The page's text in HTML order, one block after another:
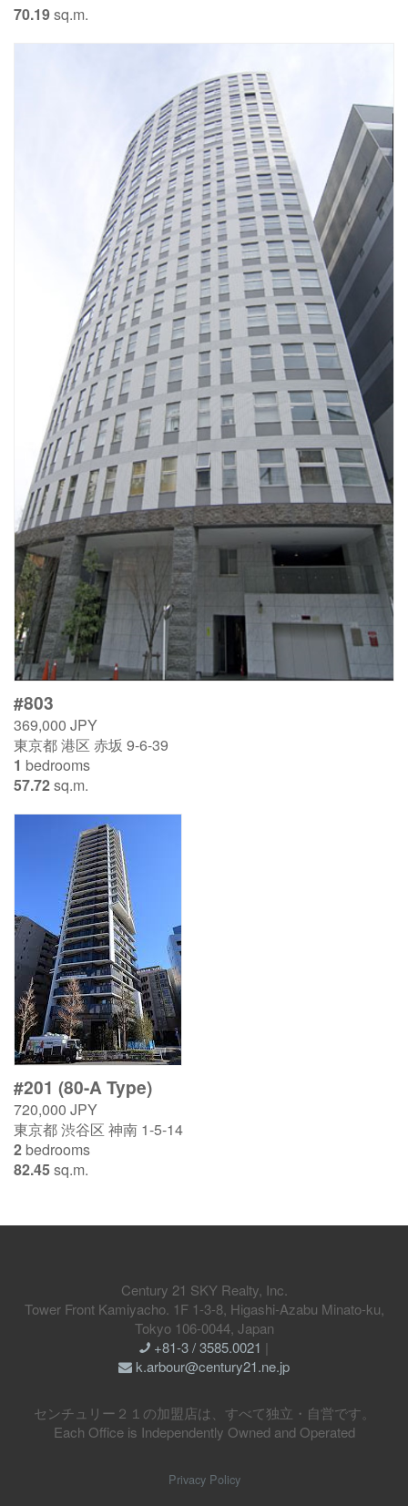
70.19sq.m.
#803
369,000 JPY
東京都 港区 赤坂 9-6-39
1 bedrooms
57.72sq.m.
#201 (80-A Type)
720,000 JPY
東京都 渋谷区 神南 1-5-14
2 bedrooms
82.45sq.m.
Century 21 SKY Realty, Inc.
Tower Front Kamiyacho. 1F 1-3-8, Higashi-Azabu Minato-ku,
Tokyo 106-0044, Japan
+81-3 / 3585.0021 |
k.arbour@century21.ne.jp
センチュリー２１の加盟店は、すべて独立・自営です。
Each Office is Independently Owned and Operated
Privacy Policy